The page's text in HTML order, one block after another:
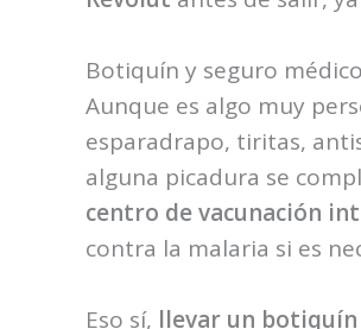
Botiquín y seguro
Aunque es algo muy
esparadrapo, tiritas,
alguna picadura se
centro de vacunación
contra la malaria si es
Eso sí, llevar un